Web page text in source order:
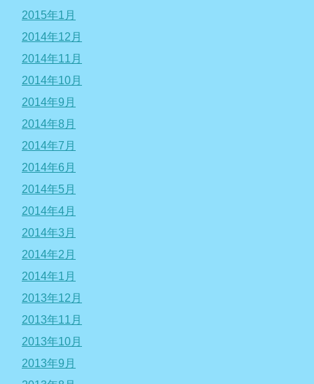
2015年1月
2014年12月
2014年11月
2014年10月
2014年9月
2014年8月
2014年7月
2014年6月
2014年5月
2014年4月
2014年3月
2014年2月
2014年1月
2013年12月
2013年11月
2013年10月
2013年9月